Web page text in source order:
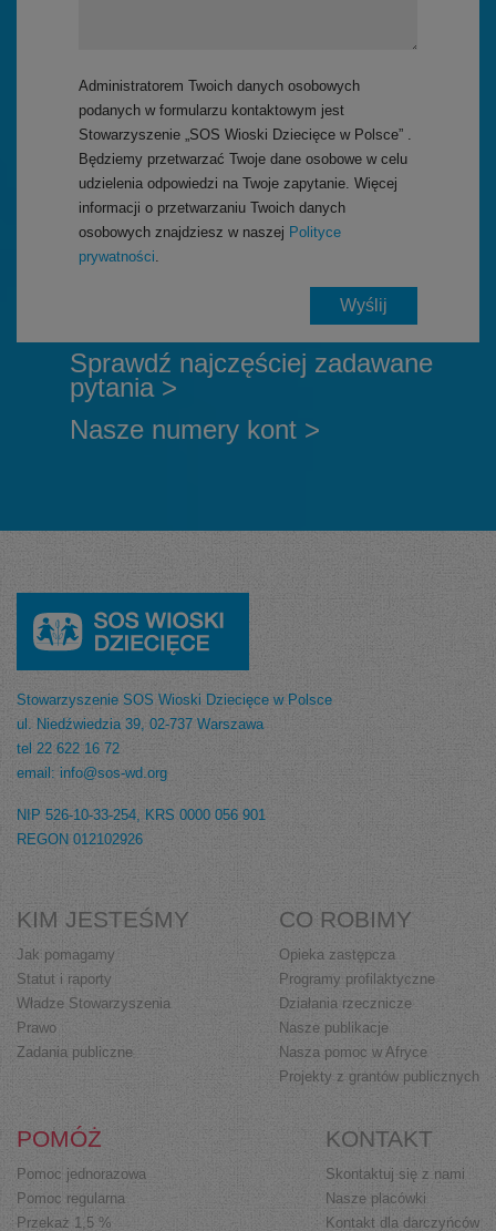
Administratorem Twoich danych osobowych
podanych w formularzu kontaktowym jest
Stowarzyszenie „SOS Wioski Dziecięce w Polsce” .
Będziemy przetwarzać Twoje dane osobowe w celu
udzielenia odpowiedzi na Twoje zapytanie. Więcej
informacji o przetwarzaniu Twoich danych
osobowych znajdziesz w naszej Polityce
prywatności.
Sprawdź najczęściej zadawane
pytania >
Nasze numery kont >
Stowarzyszenie SOS Wioski Dziecięce w Polsce
ul. Niedźwiedzia 39, 02-737 Warszawa
tel 22 622 16 72
email: info@sos-wd.org
NIP 526-10-33-254, KRS 0000 056 901
REGON 012102926
KIM JESTEŚMY
Jak pomagamy
Statut i raporty
Władze Stowarzyszenia
Prawo
Zadania publiczne
CO ROBIMY
Opieka zastępcza
Programy profilaktyczne
Działania rzecznicze
Nasze publikacje
Nasza pomoc w Afryce
Projekty z grantów publicznych
POMÓŻ
Pomoc jednorazowa
Pomoc regularna
Przekaż 1,5 %
KONTAKT
Skontaktuj się z nami
Nasze placówki
Kontakt dla darczyńców